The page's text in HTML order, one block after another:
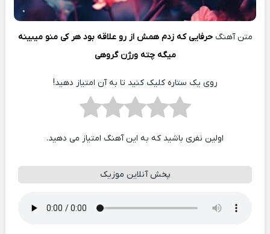
متن آهنگحرفایی که زدم همش از رو علاقه بود هر کی منو میبینه
میگه چته ورژن گروهی
روی یک ستاره کلیک کنید تا به آن امتیاز دهید!
اولین نفری باشید که به این آهنگ امتیاز می دهید.
پخش آنلاین موزیک